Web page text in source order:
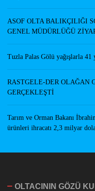
ASOF OLTA BALIKÇILIĞI
GENEL MÜDÜRLÜĞÜ
Tuzla Palas Gölü yağışlarla 41
RASTGELE-DER OLAĞAN
GERÇEKLEŞTİ
Tarım ve Orman Bakanı
ürünleri ihracatı 2,3 milyar
OLTACININ GÖZÜ